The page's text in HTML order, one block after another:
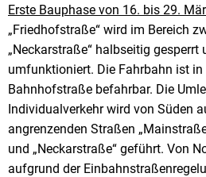
Erste Bauphase von 16. bis 29.
„Friedhofstraße“ wird im Bereich
„Neckarstraße“ halbseitig
umfunktioniert. Die Fahrbahn ist
Bahnhofstraße befahrbar. Die
Individualverkehr wird von Süden
angrenzenden Straßen
und „Neckarstraße“ geführt. Von
aufgrund der